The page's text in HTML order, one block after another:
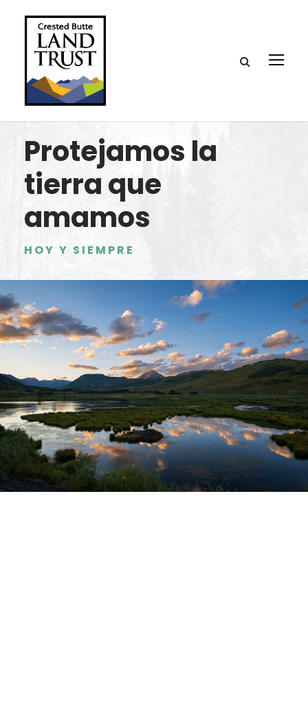
Protejamos la
tierra que
amamos
HOY Y SIEMPRE